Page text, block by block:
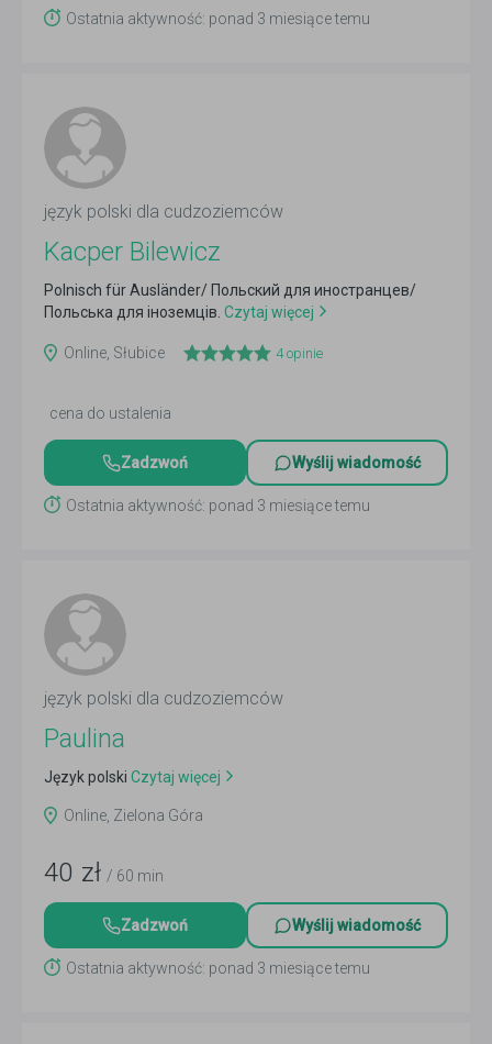
Ostatnia aktywność: ponad 3 miesiące temu
język polski dla cudzoziemców
Kacper Bilewicz
Polnisch für Ausländer/ Польский для иностранцев/
Польська для іноземців. Czytaj więcej
Online, Słubice 4opinie
cena do ustalenia
Zadzwoń Wyślij wiadomość
Ostatnia aktywność: ponad 3 miesiące temu
język polski dla cudzoziemców
Paulina
Język polski Czytaj więcej
Online, Zielona Góra
40 zł / 60 min
Zadzwoń Wyślij wiadomość
Ostatnia aktywność: ponad 3 miesiące temu